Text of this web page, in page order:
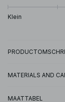
Klein
MATERIALS AND
MAATTABEL